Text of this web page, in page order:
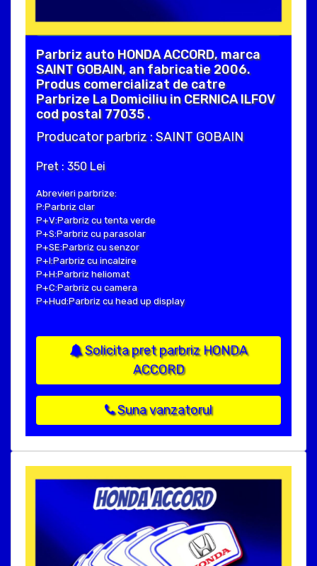
Parbriz auto HONDA ACCORD, marca
SAINT GOBAIN, an fabricatie 2006.
Produs comercializat de catre
Parbrize La Domiciliu in CERNICA ILFOV
cod postal 77035 .
Producator parbriz : SAINT GOBAIN
Pret : 350 Lei
Abrevieri parbrize:
P:Parbriz clar
P+V:Parbriz cu tenta verde
P+S:Parbriz cu parasolar
P+SE:Parbriz cu senzor
P+I:Parbriz cu incalzire
P+H:Parbriz heliomat
P+C:Parbriz cu camera
P+Hud:Parbriz cu head up display
Solicita pret parbriz HONDA
ACCORD
Suna vanzatorul